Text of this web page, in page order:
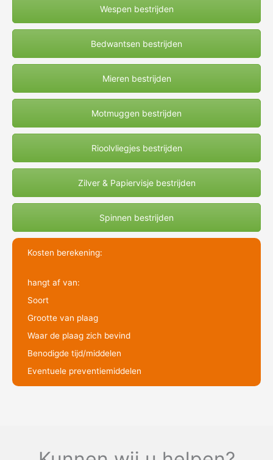
Wespen bestrijden
Bedwantsen bestrijden
Mieren bestrijden
Motmuggen bestrijden
Rioolvliegjes bestrijden
Zilver & Papiervisje bestrijden
Spinnen bestrijden
Kosten berekening:
hangt af van:
Soort
Grootte van plaag
Waar de plaag zich bevind
Benodigde tijd/middelen
Eventuele preventiemiddelen